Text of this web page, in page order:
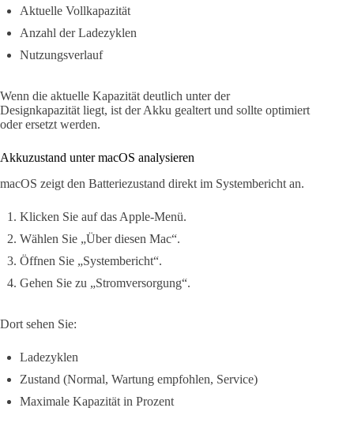
Aktuelle Vollkapazität
Anzahl der Ladezyklen
Nutzungsverlauf
Wenn die aktuelle Kapazität deutlich unter der
Designkapazität liegt, ist der Akku gealtert und sollte optimiert
oder ersetzt werden.
Akkuzustand unter macOS analysieren
macOS zeigt den Batteriezustand direkt im Systembericht an.
Klicken Sie auf das Apple-Menü.
Wählen Sie „Über diesen Mac“.
Öffnen Sie „Systembericht“.
Gehen Sie zu „Stromversorgung“.
Dort sehen Sie:
Ladezyklen
Zustand (Normal, Wartung empfohlen, Service)
Maximale Kapazität in Prozent